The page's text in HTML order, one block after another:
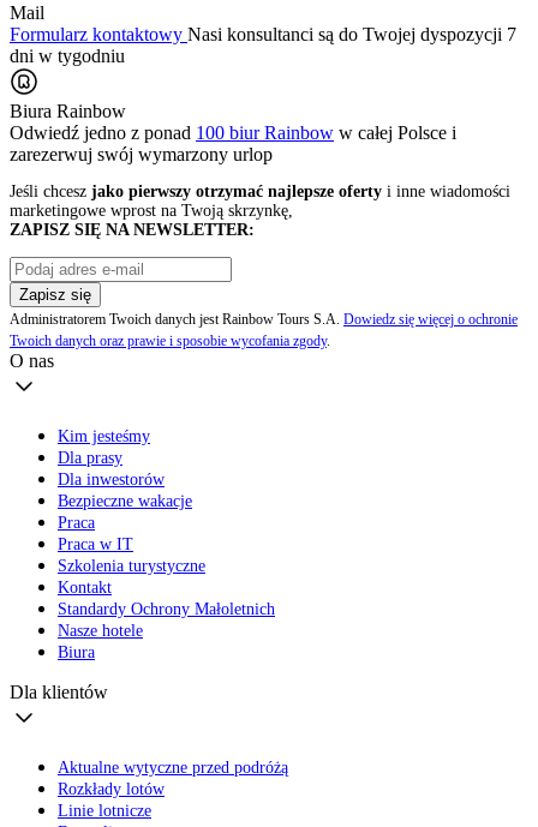
Mail
Formularz kontaktowy Nasi konsultanci są do Twojej dyspozycji 7
dni w tygodniu
Biura Rainbow
Odwiedź jedno z ponad 100 biur Rainbow w całej Polsce i
zarezerwuj swój wymarzony urlop
Jeśli chcesz jako pierwszy otrzymać najlepsze oferty i inne wiadomości
marketingowe wprost na Twoją skrzynkę,
ZAPISZ SIĘ NA NEWSLETTER:
Zapisz się
Administratorem Twoich danych jest Rainbow Tours S.A. Dowiedz się więcej o ochronie
Twoich danych oraz prawie i sposobie wycofania zgody.
O nas
Kim jesteśmy
Dla prasy
Dla inwestorów
Bezpieczne wakacje
Praca
Praca w IT
Szkolenia turystyczne
Kontakt
Standardy Ochrony Małoletnich
Nasze hotele
Biura
Dla klientów
Aktualne wytyczne przed podróżą
Rozkłady lotów
Linie lotnicze